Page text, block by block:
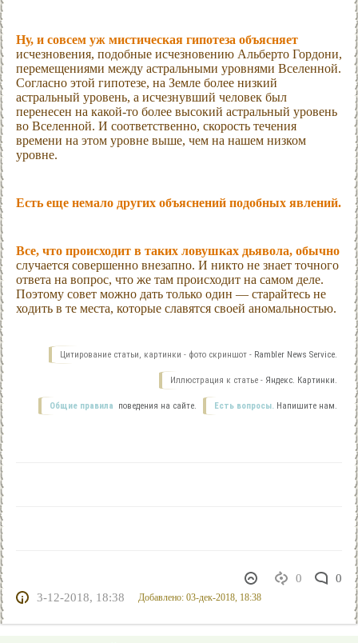
Ну, и совсем уж мистическая гипотеза объясняет
исчезновения, подобные исчезновению Альберто Гордони,
перемещениями между астральными уровнями Вселенной.
Согласно этой гипотезе, на Земле более низкий
астральный уровень, а исчезнувший человек был
перенесен на какой-то более высокий астральный уровень
во Вселенной. И соответственно, скорость течения
времени на этом уровне выше, чем на нашем низком
уровне.
Есть еще немало других объяснений подобных явлений.
Все, что происходит в таких ловушках дьявола, обычно
случается совершенно внезапно. И никто не знает точного
ответа на вопрос, что же там происходит на самом деле.
Поэтому совет можно дать только один — старайтесь не
ходить в те места, которые славятся своей аномальностью.
Цитирование статьи, картинки - фото скриншот - Rambler News Service.
Иллюстрация к статье - Яндекс. Картинки.
Есть вопросы. Напишите нам.
Общие правила поведения на сайте.
0
0
3-12-2018, 18:38
Добавлено: 03-дек-2018, 18:38